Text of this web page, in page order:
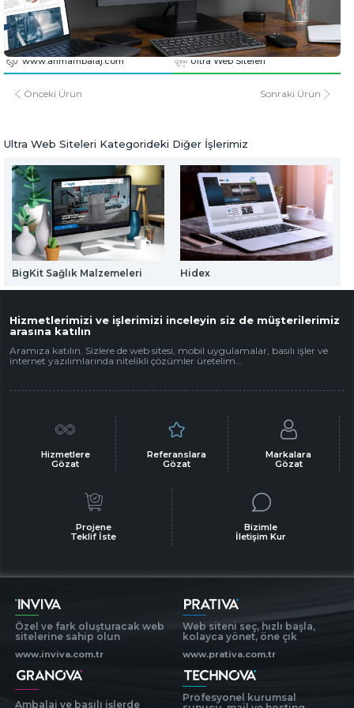
Web Mail Arayüzü
için Tıklayınız
AHM Ambalaj
www.ahmambalaj.com
www.ahmambalaj.com Ultra Web Siteleri
Önceki Ürün Sonraki Ürün
Ultra Web Siteleri Kategorideki Diğer İşlerimiz
BigKit Sağlık Malzemeleri Hidex
Hizmetlerimizi ve işlerimizi inceleyin siz de müşterilerimiz
arasına katılın
Aramıza katılın. Sizlere de web sitesi, mobil uygulamalar, basılı işler ve
internet yazılımlarında nitelikli çözümler üretelim...
Hizmetlere
Gözat
Referanslara
Gözat
Markalara
Gözat
Projene
Teklif İste
Bizimle
İletişim Kur
Özel ve fark oluşturacak web
sitelerine sahip olun
www.inviva.com.tr
Web siteni seç, hızlı başla,
kolayca yönet, öne çık
www.prativa.com.tr
Ambalaj ve basılı işlerde
Profesyonel kurumsal